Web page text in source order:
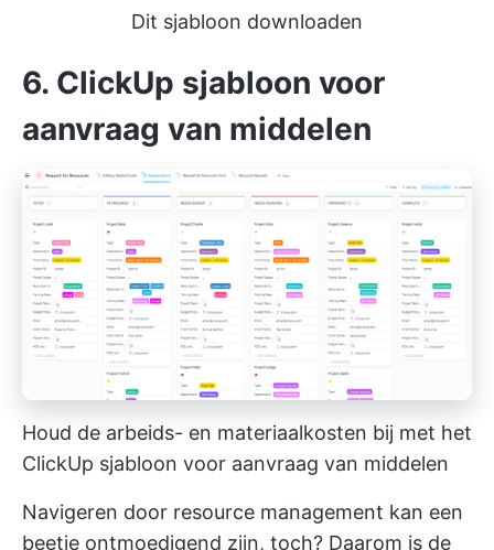
Dit sjabloon downloaden
6. ClickUp sjabloon voor
aanvraag van middelen
Houd de arbeids- en materiaalkosten bij met het
ClickUp sjabloon voor aanvraag van middelen
Navigeren door resource management kan een
beetje ontmoedigend zijn, toch? Daarom is de